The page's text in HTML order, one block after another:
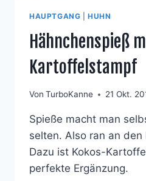
HAUPTGANG |HUHN
Hähnchenspieß
Kartoffelstampf
Von TurboKanne 21 Okt.
Spieße macht man
selten. Also ran an den
Dazu ist Kokos-
perfekte Ergänzung.